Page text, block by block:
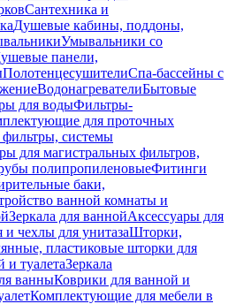
Сантехника и
Душевые кабины, поддоны,
Умывальники со
панели,
ПолотенцесушителиСпа-бассейны с
ВодонагревателиБытовые
для водыФильтры-
для проточных
системы
для магистральных фильтров,
полипропиленовыеФитинги
баки,
ванной комнаты и
Зеркала для ваннойАксессуары для
и чехлы для унитазаШторки,
пластиковые шторки для
и туалетаЗеркала
ванныКоврики для ванной и
Комплектующие для мебели в